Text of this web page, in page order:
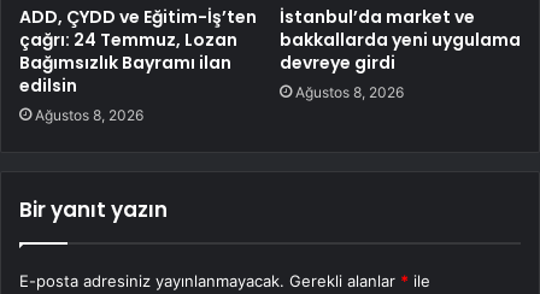
ADD, ÇYDD ve Eğitim-İş’ten
çağrı: 24 Temmuz, Lozan
Bağımsızlık Bayramı ilan
edilsin
Ağustos 8, 2026
İstanbul’da market ve
bakkallarda yeni uygulama
devreye girdi
Ağustos 8, 2026
Bir yanıt yazın
E-posta adresiniz yayınlanmayacak. Gerekli alanlar * ile